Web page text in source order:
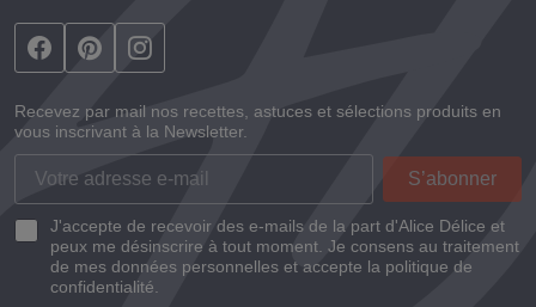
Recevez par mail nos recettes, astuces et sélections produits en
vous inscrivant à la Newsletter.
J'accepte de recevoir des e-mails de la part d'Alice Délice et
peux me désinscrire à tout moment. Je consens au traitement
de mes données personnelles et accepte la politique de
confidentialité.